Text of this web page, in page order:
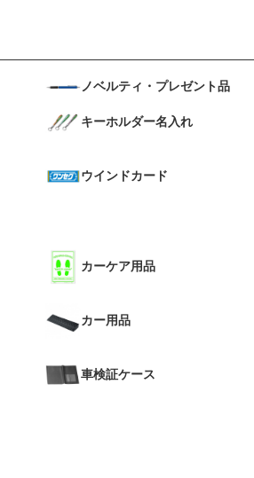
ノベルティ・プレゼント品
キーホルダー名入れ
ウインドカード
カーケア用品
カー用品
車検証ケース